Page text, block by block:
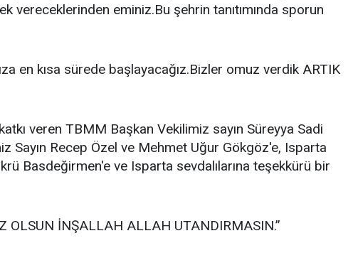
vereceklerinden eminiz.Bu şehrin tanıtımında sporun
en kısa sürede başlayacağız.Bizler omuz verdik ARTIK
veren TBMM Başkan Vekilimiz sayın Süreyya Sadi
Sayın Recep Özel ve Mehmet Uğur Gökgöz'e, Isparta
Basdeğirmen'e ve Isparta sevdalılarına teşekkürü bir
OLSUN İNŞALLAH ALLAH UTANDIRMASIN.”